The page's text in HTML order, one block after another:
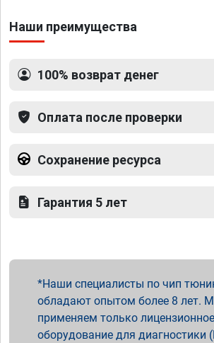
Наши преимущества
100% возврат денег
Оплата после проверки
Сохранение ресурса
Гарантия 5 лет
Наши специалисты по чип
обладают опытом более 8 лет.
применяем только лицензионное
оборудование для диагностики